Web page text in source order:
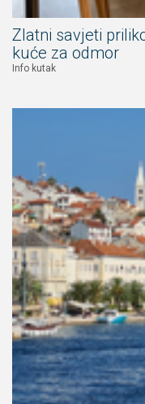
Zlatni savjeti
kuće za odmor
Info kutak